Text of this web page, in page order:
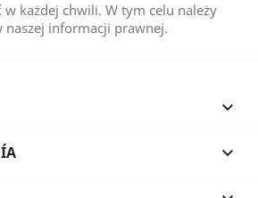
w każdej chwili. W tym celu należy
naszej informacji prawnej.

